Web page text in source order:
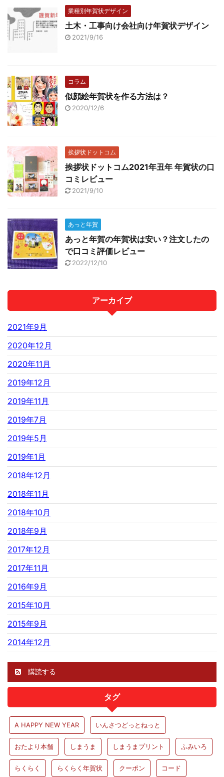
業種別年賀状デザイン
土木・工事向け会社向け年賀状デザイン
2021/9/16
コラム
似顔絵年賀状を作る方法は？
2020/12/6
挨拶状ドットコム
挨拶状ドットコム2021年丑年 年賀状の口
コミレビュー
2021/9/10
あっと年賀
あっと年賀の年賀状は安い？注文したの
で口コミ評価レビュー
2022/12/10
アーカイブ
2021年9月
2020年12月
2020年11月
2019年12月
2019年11月
2019年7月
2019年5月
2019年1月
2018年12月
2018年11月
2018年10月
2018年9月
2017年12月
2017年11月
2016年9月
2015年10月
2015年9月
2014年12月
購読する
タグ
A HAPPY NEW YEAR いんさつどっとねっと
おたより本舗 しまうま しまうまプリント ふみいろ
らくらく らくらく年賀状 クーポン コード